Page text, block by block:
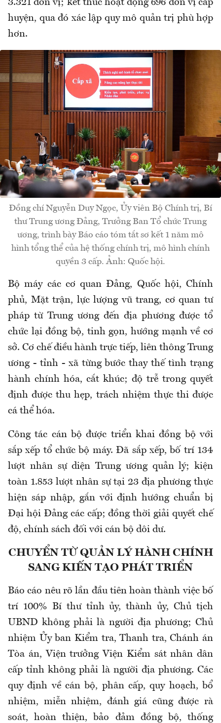
3.321 đơn vị; kết thúc hoạt động 696 đơn vị cấp
huyện, qua đó xác lập quy mô quản trị phù hợp
hơn.
Đồng chí Nguyễn Duy Ngọc, Ủy viên Bộ Chính trị, Bí
thư Trung ương Đảng, Trưởng Ban Tổ chức Trung
ương, trình bày Báo cáo tóm tắt sơ kết 1 năm mô
hình tổng thể của hệ thống chính trị, mô hình chính
quyền 3 cấp. Ảnh: Quốc hội.
Bộ máy các cơ quan Đảng, Quốc hội, Chính
phủ, Mặt trận, lực lượng vũ trang, cơ quan tư
pháp từ Trung ương đến địa phương được tổ
chức lại đồng bộ, tinh gọn, hướng mạnh về cơ
sở. Cơ chế điều hành trực tiếp, liên thông Trung
ương - tỉnh - xã từng bước thay thế tình trạng
hành chính hóa, cắt khúc; độ trễ trong quyết
định được thu hẹp, trách nhiệm thực thi được
cá thể hóa.
Công tác cán bộ được triển khai đồng bộ với
sắp xếp tổ chức bộ máy. Đã sắp xếp, bố trí 134
lượt nhân sự diện Trung ương quản lý; kiện
toàn 1.853 lượt nhân sự tại 23 địa phương thực
hiện sáp nhập, gắn với định hướng chuẩn bị
Đại hội Đảng các cấp; đồng thời giải quyết chế
độ, chính sách đối với cán bộ dôi dư.
CHUYỂN TỪ QUẢN LÝ HÀNH CHÍNH
SANG KIẾN TẠO PHÁT TRIỂN
Báo cáo nêu rõ lần đầu tiên hoàn thành việc bố
trí 100% Bí thư tỉnh ủy, thành ủy, Chủ tịch
UBND không phải là người địa phương; Chủ
nhiệm Ủy ban Kiểm tra, Thanh tra, Chánh án
Tòa án, Viện trưởng Viện Kiểm sát nhân dân
cấp tỉnh không phải là người địa phương. Các
quy định về cán bộ, phân cấp, quy hoạch, bổ
nhiệm, miễn nhiệm, đánh giá cũng được rà
soát, hoàn thiện, bảo đảm đồng bộ, thống